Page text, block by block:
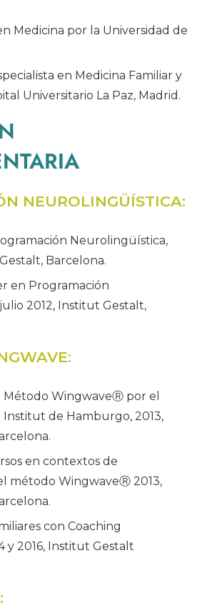
Medicina por la Universidad de
en Medicina Familiar y
Universitario La Paz, Madrid.
NEUROLINGÜÍSTICA:
Neurolingüística,
Barcelona.
en Programación
2012, Institut Gestalt,
Método WingwaveⓇ por el
Institut de Hamburgo, 2013,
en contextos de
método WingwaveⓇ 2013,
con Coaching
y 2016, Institut Gestalt
: